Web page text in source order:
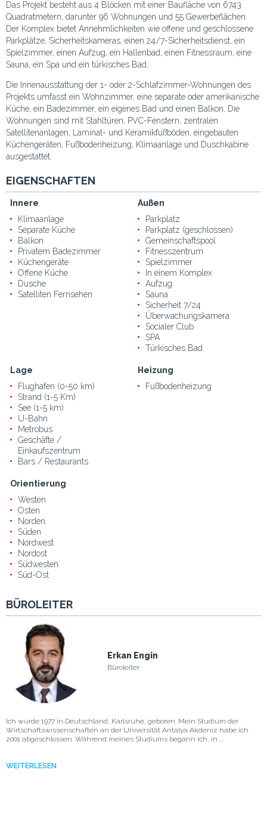
Das Projekt besteht aus 4 Blöcken mit einer Baufläche von 6743
Quadratmetern, darunter 96 Wohnungen und 55 Gewerbeflächen.
Der Komplex bietet Annehmlichkeiten wie offene und geschlossene
Parkplätze, Sicherheitskameras, einen 24/7-Sicherheitsdienst, ein
Spielzimmer, einen Aufzug, ein Hallenbad, einen Fitnessraum, eine
Sauna, ein Spa und ein türkisches Bad.
Die Innenausstattung der 1- oder 2-Schlafzimmer-Wohnungen des
Projekts umfasst ein Wohnzimmer, eine separate oder amerikanische
Küche, ein Badezimmer, ein eigenes Bad und einen Balkon. Die
Wohnungen sind mit Stahltüren, PVC-Fenstern, zentralen
Satellitenanlagen, Laminat- und Keramikfußböden, eingebauten
Küchengeräten, Fußbodenheizung, Klimaanlage und Duschkabine
ausgestattet.
EIGENSCHAFTEN
Innere
Klimaanlage
Separate Küche
Balkon
Privatem Badezimmer
Küchengeräte
Offene Küche
Dusche
Satelliten Fernsehen
Außen
Parkplatz
Parkplatz (geschlossen)
Gemeinschaftspool
Fitnesszentrum
Spielzimmer
In einem Komplex
Aufzug
Sauna
Sicherheit 7/24
Überwachungskamera
Socialer Club
SPA
Türkisches Bad
Lage
Flughafen (0-50 km)
Strand (1-5 Km)
See (1-5 km)
U-Bahn
Metrobus
Geschäfte /
Einkaufszentrum
Bars / Restaurants
Heizung
Fußbodenheizung
Orientierung
Westen
Osten
Norden
Süden
Nordwest
Nordost
Südwesten
Süd-Ost
BÜROLEITER
Erkan Engin
Büroleiter
Ich wurde 1977 in Deutschland, Karlsruhe, geboren. Mein Studium der
Wirtschaftswissenschaften an der Universität Antalya Akdeniz habe ich
2001 abgeschlossen. Während meines Studiums begann ich, in ...
WEITERLESEN